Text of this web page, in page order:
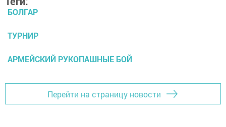
БОЛГАР
ТУРНИР
АРМЕЙСКИЙ РУКОПАШНЫЕ БОЙ
Перейти на страницу новости